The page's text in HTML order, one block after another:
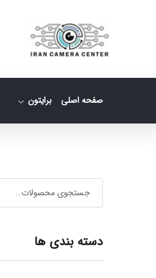
صفحه اصلی برایتون
دسته بندی ها